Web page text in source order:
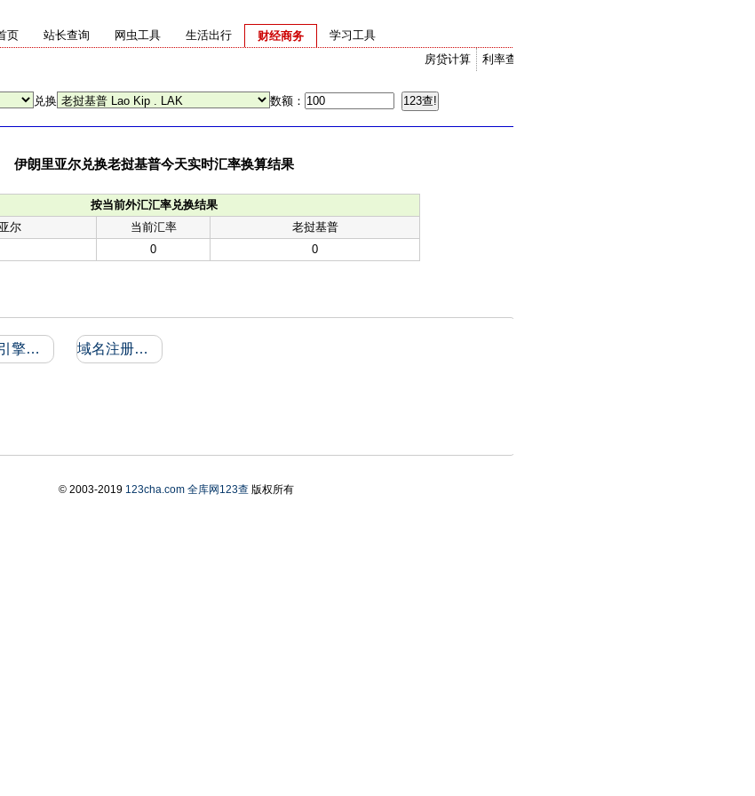
页 站长查询 网虫工具 生活出行
财经商务
利率查询
房贷计算
学习工具
兑换 数额：
伊朗里亚尔兑换老挝基普今天实时汇率换算结果
按当前外汇汇率兑换结果
尔
当前汇率
老挝基普
0 0
搜索引擎收录和反向链接 域名注册信息
© 2003-2019 123cha.com 全库网123查版权所有